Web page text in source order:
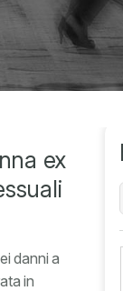
ex
danni a
in